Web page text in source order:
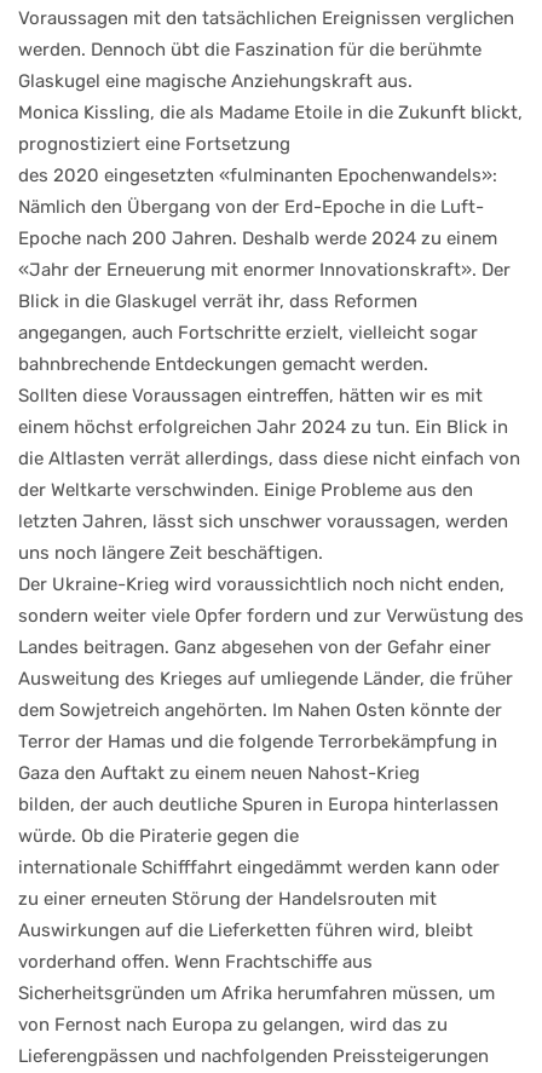
Voraussagen mit den tatsächlichen Ereignissen verglichen
werden. Dennoch übt die Faszination für die berühmte
Glaskugel eine magische Anziehungskraft aus.
Monica Kissling, die als Madame Etoile in die Zukunft blickt,
prognostiziert eine Fortsetzung
des 2020 eingesetzten «fulminanten Epochenwandels»:
Nämlich den Übergang von der Erd-Epoche in die Luft-
Epoche nach 200 Jahren. Deshalb werde 2024 zu einem
«Jahr der Erneuerung mit enormer Innovationskraft». Der
Blick in die Glaskugel verrät ihr, dass Reformen
angegangen, auch Fortschritte erzielt, vielleicht sogar
bahnbrechende Entdeckungen gemacht werden.
Sollten diese Voraussagen eintreffen, hätten wir es mit
einem höchst erfolgreichen Jahr 2024 zu tun. Ein Blick in
die Altlasten verrät allerdings, dass diese nicht einfach von
der Weltkarte verschwinden. Einige Probleme aus den
letzten Jahren, lässt sich unschwer voraussagen, werden
uns noch längere Zeit beschäftigen.
Der Ukraine-Krieg wird voraussichtlich noch nicht enden,
sondern weiter viele Opfer fordern und zur Verwüstung des
Landes beitragen. Ganz abgesehen von der Gefahr einer
Ausweitung des Krieges auf umliegende Länder, die früher
dem Sowjetreich angehörten. Im Nahen Osten könnte der
Terror der Hamas und die folgende Terrorbekämpfung in
Gaza den Auftakt zu einem neuen Nahost-Krieg
bilden, der auch deutliche Spuren in Europa hinterlassen
würde. Ob die Piraterie gegen die
internationale Schifffahrt eingedämmt werden kann oder
zu einer erneuten Störung der Handelsrouten mit
Auswirkungen auf die Lieferketten führen wird, bleibt
vorderhand offen. Wenn Frachtschiffe aus
Sicherheitsgründen um Afrika herumfahren müssen, um
von Fernost nach Europa zu gelangen, wird das zu
Lieferengpässen und nachfolgenden Preissteigerungen